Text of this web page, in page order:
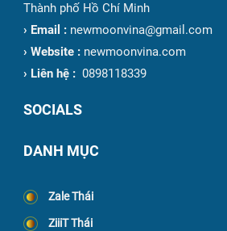
Thành phố Hồ Chí Minh
› Email :newmoonvina@gmail.com
› Website :newmoonvina.com
› Liên hệ :0898118339
SOCIALS
DANH MỤC
Zale Thái
ZiiiT Thái